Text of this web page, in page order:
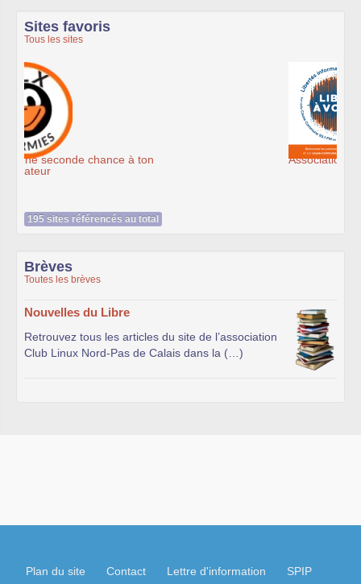
Sites favoris
Tous les sites
Association Éthiciel
195 sites référencés au total
Brèves
Toutes les brèves
Nouvelles du Libre
Retrouvez tous les articles du site de l’association
Club Linux Nord-Pas de Calais dans la (…)
Plan du site Contact Lettre d'information SPIP